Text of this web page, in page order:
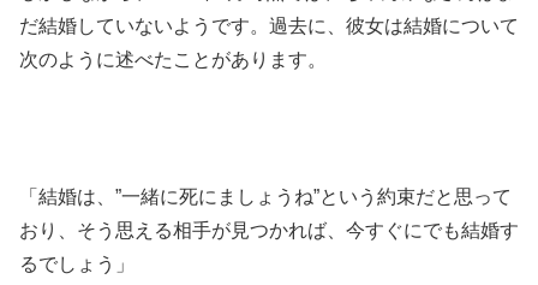
だ結婚していないようです。過去に、彼女は結婚について
次のように述べたことがあります。
「結婚は、”一緒に死にましょうね”という約束だと思って
おり、そう思える相手が見つかれば、今すぐにでも結婚す
るでしょう」